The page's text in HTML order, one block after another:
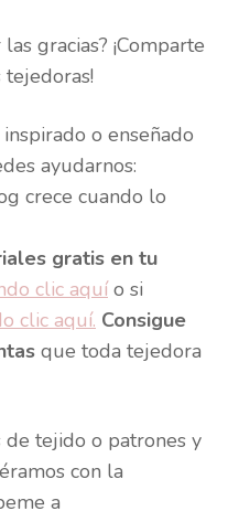
gracias? ¡Comparte
tejedoras!
o enseñado
ayudarnos:
crece cuando lo
gratis en tu
clic aquío si
clic aquí. Consigue
que toda tejedora
de tejido o patrones y
con la
a